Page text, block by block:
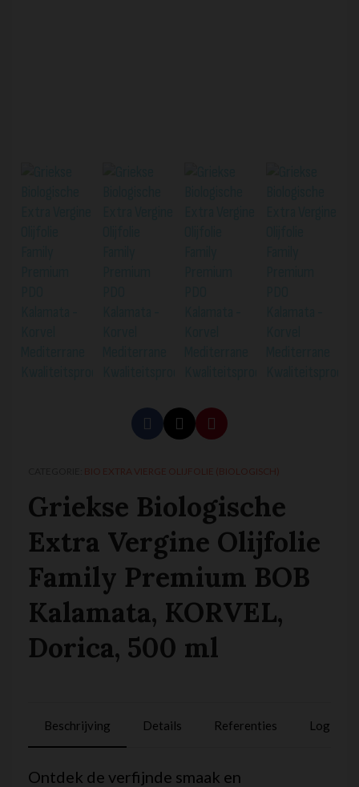
BIO EXTRA VIERGE OLIJFOLIE (BIOLOGISCH)
Griekse Biologische
Extra Vergine Olijfolie
Family Premium BOB
Kalamata, KORVEL,
Dorica, 500 ml
Beschrijving Details Referenties Logistiek
Ontdek de verfijnde smaak en